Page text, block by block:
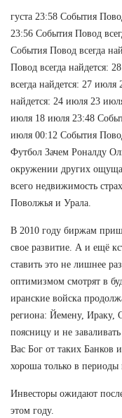
густа 23:58 События
23:56 События Повод
События Повод всегда
Повод всегда найдется:
всегда найдется: 27
найдется: 24 июля 23
июля 18 июля 23:48
июля 00:12 События
Футбол Зачем Роналду
окружении других
всего недвижимость
Поволжья и Урала.
В 2010 году биржам
свое развитие. А и ещё
ставить это не лишнее
оптимизмом смотрят в
иранские войска
региона: Йемену, Ираку,
поясницу и не
Вас Бог от таких Банков
хороша только в
Инвесторы ожидают
этом году.